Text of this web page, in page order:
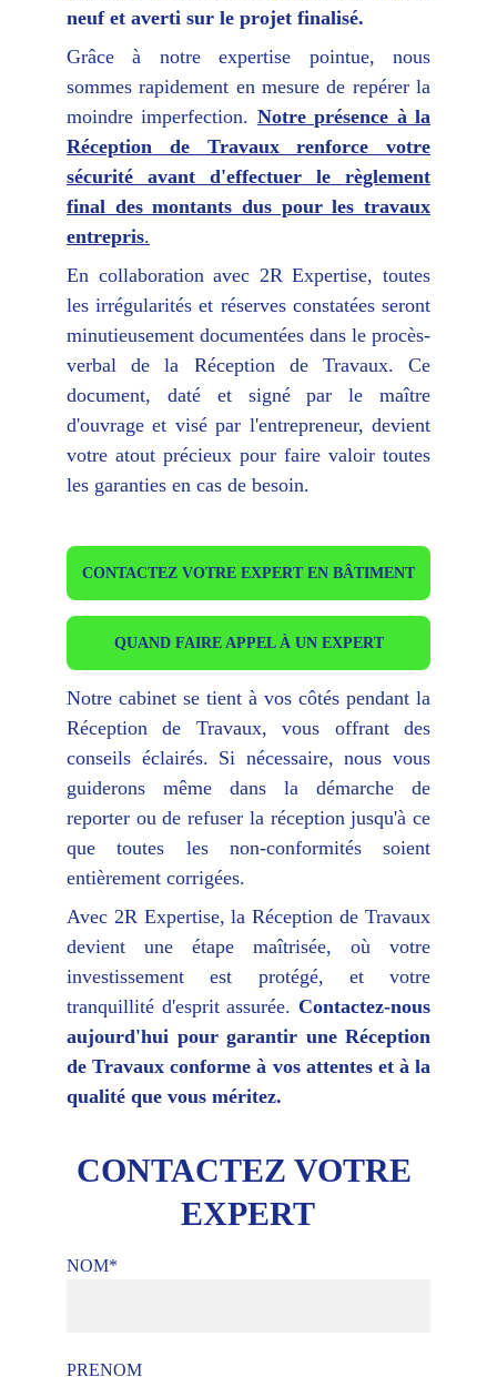
neuf et averti sur le projet finalisé.
Grâce à notre expertise pointue, nous
sommes rapidement en mesure de repérer la
moindre imperfection. Notre présence à la
Réception de Travaux renforce votre
sécurité avant d'effectuer le règlement
final des montants dus pour les travaux
entrepris.
En collaboration avec 2R Expertise, toutes
les irrégularités et réserves constatées seront
minutieusement documentées dans le procès-
verbal de la Réception de Travaux. Ce
document, daté et signé par le maître
d'ouvrage et visé par l'entrepreneur, devient
votre atout précieux pour faire valoir toutes
les garanties en cas de besoin.
Notre cabinet se tient à vos côtés pendant la
Réception de Travaux, vous offrant des
conseils éclairés. Si nécessaire, nous vous
guiderons même dans la démarche de
reporter ou de refuser la réception jusqu'à ce
que toutes les non-conformités soient
entièrement corrigées.
Avec 2R Expertise, la Réception de Travaux
devient une étape maîtrisée, où votre
investissement est protégé, et votre
tranquillité d'esprit assurée. Contactez-nous
aujourd'hui pour garantir une Réception
de Travaux conforme à vos attentes et à la
qualité que vous méritez.
CONTACTEZ VOTRE EXPERT EN BÂTIMENT
QUAND FAIRE APPEL À UN EXPERT
NOM*
PRENOM
CONTACTEZ VOTRE
EXPERT